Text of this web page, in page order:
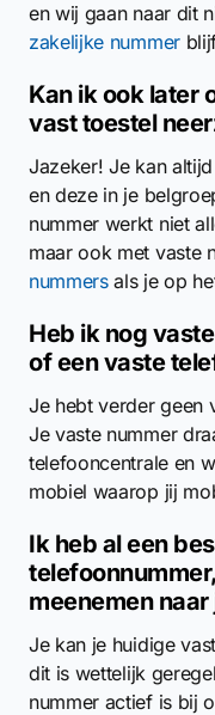
en wij gaan naar dit
zakelijke nummer
Kan ik ook later
vast toestel
Jazeker! Je kan
en deze in je
nummer werkt niet
maar ook met vaste
nummersals je op
Heb ik nog
of een vaste
Je hebt verder geen
Je vaste nummer
telefooncentrale en
mobiel waarop jij
Ik heb al een
meenemen naar
Je kan je huidige
dit is wettelijk
nummer actief is bij